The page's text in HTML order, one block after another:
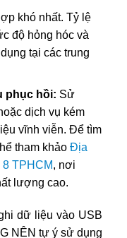
khó nhất. Tỷ lệ
độ hỏng hóc và
tại các trung
phục hồi: Sử
dịch vụ kém
vĩnh viễn. Để tìm
tham khảo Địa
TPHCM, nơi
lượng cao.
dữ liệu vào USB
NÊN tự ý sử dụng